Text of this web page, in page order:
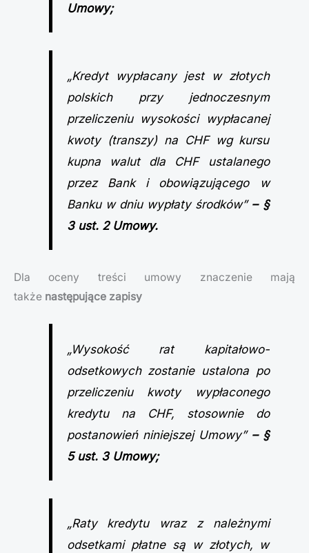
Umowy;
„Kredyt wypłacany jest w złotych
polskich przy jednoczesnym
przeliczeniu wysokości wypłacanej
kwoty (transzy) na CHF wg kursu
kupna walut dla CHF ustalanego
przez Bank i obowiązującego w
Banku w dniu wypłaty środków” – §
3 ust. 2 Umowy.
Dla oceny treści umowy znaczenie mają
także następujące zapisy
„Wysokość rat kapitałowo-
odsetkowych zostanie ustalona po
przeliczeniu kwoty wypłaconego
kredytu na CHF, stosownie do
postanowień niniejszej Umowy” – §
5 ust. 3 Umowy;
„Raty kredytu wraz z należnymi
odsetkami płatne są w złotych, w